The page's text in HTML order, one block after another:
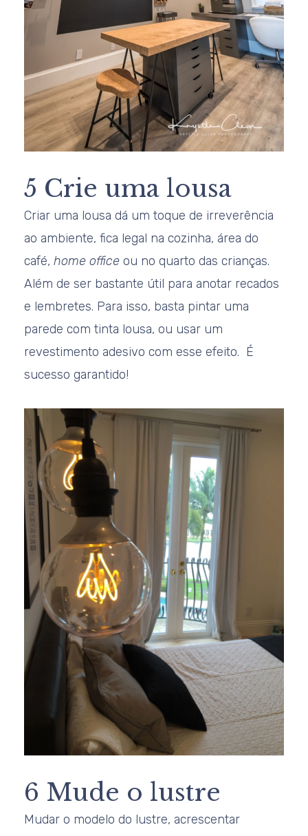
5 Crie uma lousa
Criar uma lousa dá um toque de irreverência
ao ambiente, fica legal na cozinha, área do
café, home office ou no quarto das crianças.
Além de ser bastante útil para anotar recados
e lembretes. Para isso, basta pintar uma
parede com tinta lousa, ou usar um
revestimento adesivo com esse efeito. É
sucesso garantido!
6 Mude o lustre
Mudar o modelo do lustre, acrescentar